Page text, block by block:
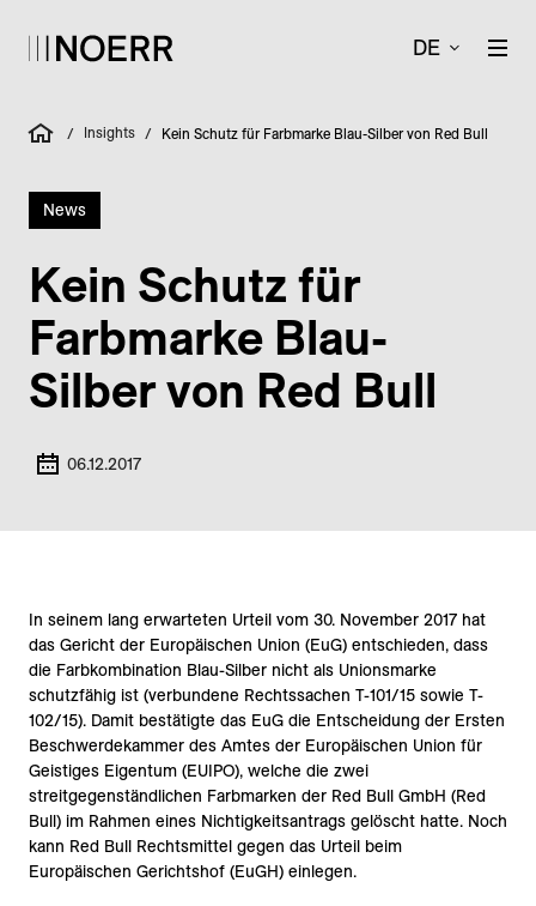
DE
/ Insights / Kein Schutz für Farbmarke Blau-Silber von Red Bull
News
Kein Schutz für
Farbmarke Blau-
Silber von Red Bull
06.12.2017
In seinem lang erwarteten Urteil vom 30. November 2017 hat
das Gericht der Europäischen Union (EuG) entschieden, dass
die Farbkombination Blau-Silber nicht als Unionsmarke
schutzfähig ist (verbundene Rechtssachen T-101/15 sowie T-
102/15). Damit bestätigte das EuG die Entscheidung der Ersten
Beschwerdekammer des Amtes der Europäischen Union für
Geistiges Eigentum (EUIPO), welche die zwei
streitgegenständlichen Farbmarken der Red Bull GmbH (Red
Bull) im Rahmen eines Nichtigkeitsantrags gelöscht hatte. Noch
kann Red Bull Rechtsmittel gegen das Urteil beim
Europäischen Gerichtshof (EuGH) einlegen.